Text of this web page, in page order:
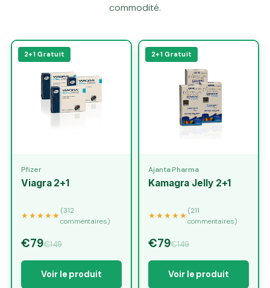
commodité.
2+1 Gratuit
Pfizer
Viagra 2+1
★★★★★(312
commentaires)
€79€149
Voir le produit
2+1 Gratuit
Ajanta Pharma
Kamagra Jelly 2+1
★★★★★(211
commentaires)
€79€149
Voir le produit